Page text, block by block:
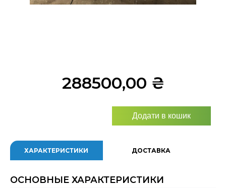
288500,00 ₴
Додати в кошик
ХАРАКТЕРИСТИКИ ДОСТАВКА
ОСНОВНЫЕ ХАРАКТЕРИСТИКИ